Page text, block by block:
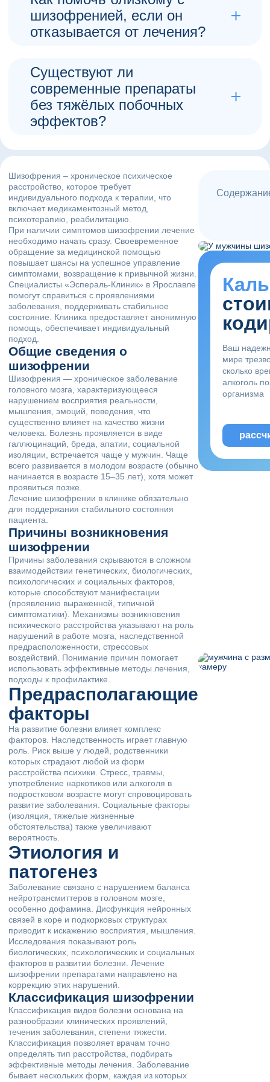
участвовать в психотерапии и реабилитации.
Госпитализация необходима только при
обострении или угрозе для жизни.
шизофренией, если он
отказывается от лечения?
пригласить специалиста на дом. В тяжёлых
случаях при угрозе себе или окружающим
возможно лечение без согласия, по медицинским
показаниям.
Аксинин Олег Петрович, Врач-терапевт
Существуют ли
современные препараты
без тяжёлых побочных
эффектов?
эффекты и лучше переносятся. Врач подбирает
чувствительность, образ жизни и предпочтения
пациента.
Аксинин Олег Петрович, Врач-терапевт
Шизофрения – хроническое психическое
расстройство, которое требует
индивидуального подхода к терапии, что
включает медикаментозный метод,
психотерапию, реабилитацию.
При наличии симптомов шизофрении лечение
необходимо начать сразу. Своевременное
обращение за медицинской помощью
повышает шансы на успешное управление
симптомами, возвращение к привычной жизни.
Специалисты «Эспераль-Клиник» в Ярославле
помогут справиться с проявлениями
заболевания, поддерживать стабильное
состояние. Клиника предоставляет анонимную
помощь, обеспечивает индивидуальный
подход.
Общие сведения о
шизофрении
Шизофрения — хроническое заболевание
головного мозга, характеризующееся
нарушением восприятия реальности,
мышления, эмоций, поведения, что
существенно влияет на качество жизни
человека. Болезнь проявляется в виде
галлюцинаций, бреда, апатии, социальной
изоляции, встречается чаще у мужчин. Чаще
всего развивается в молодом возрасте (обычно
начинается в возрасте 15–35 лет), хотя может
проявиться позже.
Лечение шизофрении в клинике обязательно
для поддержания стабильного состояния
пациента.
Причины возникновения
шизофрении
Причины заболевания скрываются в сложном
взаимодействии генетических, биологических,
психологических и социальных факторов,
которые способствуют манифестации
(проявлению выраженной, типичной
симптоматики). Механизмы возникновения
психического расстройства указывают на роль
нарушений в работе мозга, наследственной
предрасположенности, стрессовых
воздействий. Понимание причин помогает
использовать эффективные методы лечения,
подходы к профилактике.
Предрасполагающие
факторы
На развитие болезни влияет комплекс
факторов. Наследственность играет главную
роль. Риск выше у людей, родственники
которых страдают любой из форм
расстройства психики. Стресс, травмы,
употребление наркотиков или алкоголя в
подростковом возрасте могут спровоцировать
развитие заболевания. Социальные факторы
(изоляция, тяжелые жизненные
обстоятельства) также увеличивают
вероятность.
Этиология и
патогенез
Заболевание связано с нарушением баланса
нейротрансмиттеров в головном мозге,
особенно дофамина. Дисфункция нейронных
связей в коре и подкорковых структурах
приводит к искажению восприятия, мышления.
Исследования показывают роль
биологических, психологических и социальных
факторов в развитии болезни. Лечение
шизофрении препаратами направлено на
коррекцию этих нарушений.
Классификация шизофрении
Классификация видов болезни основана на
разнообразии клинических проявлений,
течения заболевания, степени тяжести.
Классификация позволяет врачам точно
определять тип расстройства, подбирать
эффективные методы лечения. Заболевание
бывает нескольких форм, каждая из которых
Ваш
мире
сколько
алкоголь
организма